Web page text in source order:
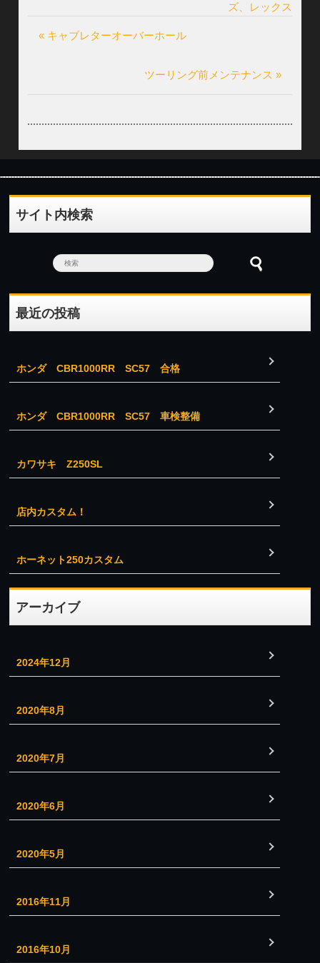
ズ、レックス
« キャブレターオーバーホール
ツーリング前メンテナンス »
サイト内検索
最近の投稿
ホンダ CBR1000RR SC57 合格
ホンダ CBR1000RR SC57 車検整備
カワサキ Z250SL
店内カスタム！
ホーネット250カスタム
アーカイブ
2024年12月
2020年8月
2020年7月
2020年6月
2020年5月
2016年11月
2016年10月